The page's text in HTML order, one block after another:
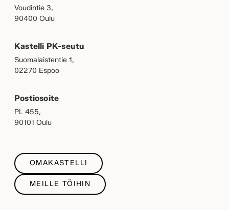
Voudintie 3,
90400 Oulu
Kastelli PK-seutu
Suomalaistentie 1,
02270 Espoo
Postiosoite
PL 455,
90101 Oulu
OMAKASTELLI
MEILLE TÖIHIN